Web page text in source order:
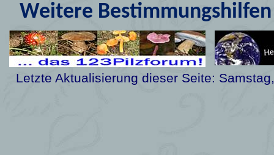
Weitere
Letzte Aktualisierung dieser Seite: